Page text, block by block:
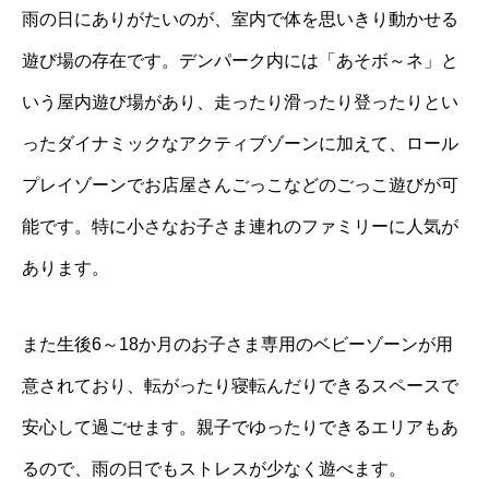
雨の日にありがたいのが、室内で体を思いきり動かせる
遊び場の存在です。デンパーク内には「あそボ～ネ」と
いう屋内遊び場があり、走ったり滑ったり登ったりとい
ったダイナミックなアクティブゾーンに加えて、ロール
プレイゾーンでお店屋さんごっこなどのごっこ遊びが可
能です。特に小さなお子さま連れのファミリーに人気が
あります。
また生後6～18か月のお子さま専用のベビーゾーンが用
意されており、転がったり寝転んだりできるスペースで
安心して過ごせます。親子でゆったりできるエリアもあ
るので、雨の日でもストレスが少なく遊べます。